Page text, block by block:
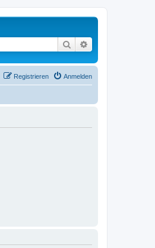
Suche
Anmelden
Registrieren